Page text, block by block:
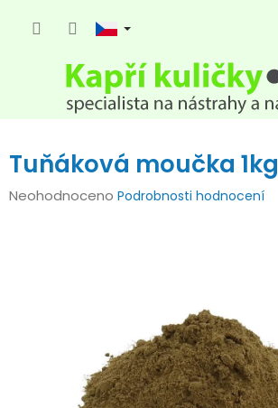
Tuňáková moučka 1kg
Průměrné
Neohodnoceno Podrobnosti hodnocení